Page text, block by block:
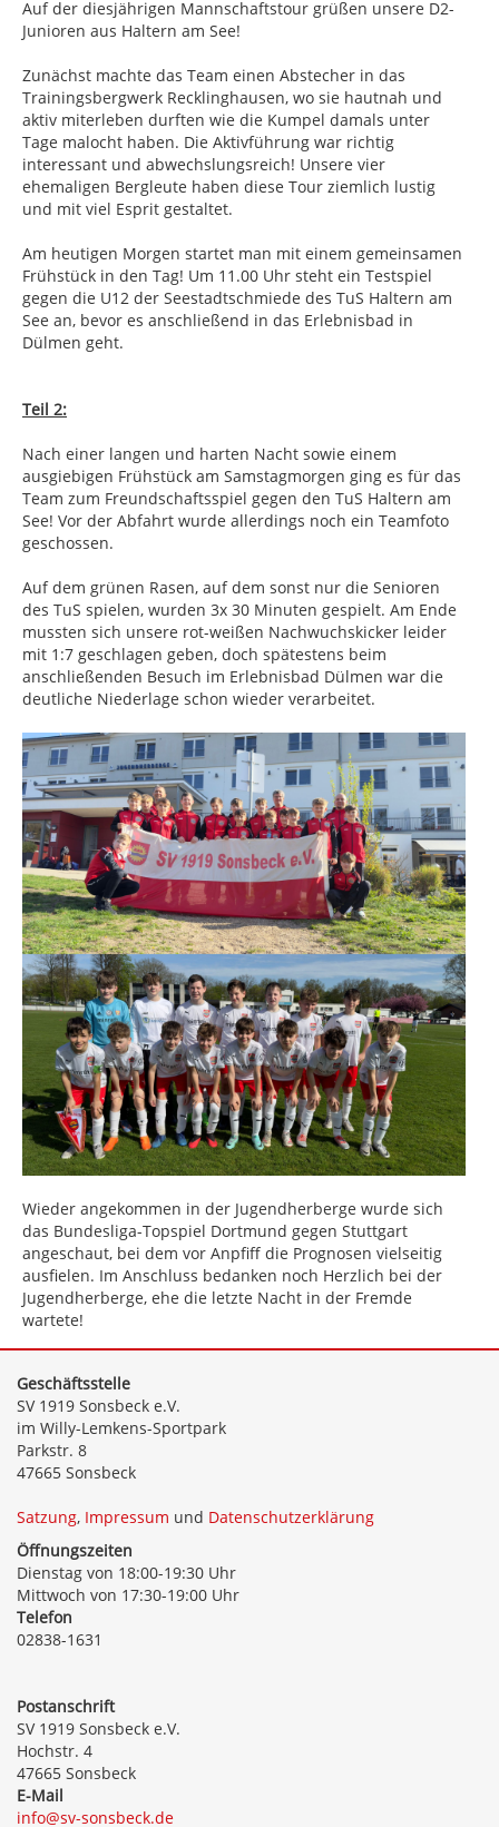
Auf der diesjährigen Mannschaftstour grüßen unsere D2-
Junioren aus Haltern am See!
Zunächst machte das Team einen Abstecher in das
Trainingsbergwerk Recklinghausen, wo sie hautnah und
aktiv miterleben durften wie die Kumpel damals unter
Tage malocht haben. Die Aktivführung war richtig
interessant und abwechslungsreich! Unsere vier
ehemaligen Bergleute haben diese Tour ziemlich lustig
und mit viel Esprit gestaltet.
Am heutigen Morgen startet man mit einem gemeinsamen
Frühstück in den Tag! Um 11.00 Uhr steht ein Testspiel
gegen die U12 der Seestadtschmiede des TuS Haltern am
See an, bevor es anschließend in das Erlebnisbad in
Dülmen geht.
Teil 2:
Nach einer langen und harten Nacht sowie einem
ausgiebigen Frühstück am Samstagmorgen ging es für das
Team zum Freundschaftsspiel gegen den TuS Haltern am
See! Vor der Abfahrt wurde allerdings noch ein Teamfoto
geschossen.
Auf dem grünen Rasen, auf dem sonst nur die Senioren
des TuS spielen, wurden 3x 30 Minuten gespielt. Am Ende
mussten sich unsere rot-weißen Nachwuchskicker leider
mit 1:7 geschlagen geben, doch spätestens beim
anschließenden Besuch im Erlebnisbad Dülmen war die
deutliche Niederlage schon wieder verarbeitet.
Wieder angekommen in der Jugendherberge wurde sich
das Bundesliga-Topspiel Dortmund gegen Stuttgart
angeschaut, bei dem vor Anpfiff die Prognosen vielseitig
ausfielen. Im Anschluss bedanken noch Herzlich bei der
Jugendherberge, ehe die letzte Nacht in der Fremde
wartete!
Geschäftsstelle
SV 1919 Sonsbeck e.V.
im Willy-Lemkens-Sportpark
Parkstr. 8
47665 Sonsbeck
Satzung, Impressum und Datenschutzerklärung
Öffnungszeiten
Dienstag von 18:00-19:30 Uhr
Mittwoch von 17:30-19:00 Uhr
Telefon
02838-1631
Postanschrift
SV 1919 Sonsbeck e.V.
Hochstr. 4
47665 Sonsbeck
E-Mail
info@sv-sonsbeck.de